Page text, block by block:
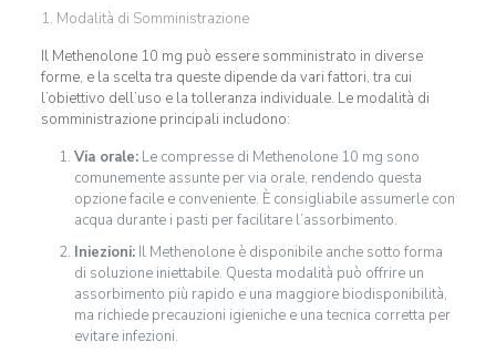
1. Modalità di Somministrazione
Il Methenolone 10 mg può essere somministrato in diverse
forme, e la scelta tra queste dipende da vari fattori, tra cui
l’obiettivo dell’uso e la tolleranza individuale. Le modalità di
somministrazione principali includono:
Via orale:Le compresse di Methenolone 10 mg sono
comunemente assunte per via orale, rendendo questa
opzione facile e conveniente. È consigliabile assumerle con
acqua durante i pasti per facilitare l’assorbimento.
Iniezioni:Il Methenolone è disponibile anche sotto forma
di soluzione iniettabile. Questa modalità può offrire un
assorbimento più rapido e una maggiore biodisponibilità,
ma richiede precauzioni igieniche e una tecnica corretta per
evitare infezioni.